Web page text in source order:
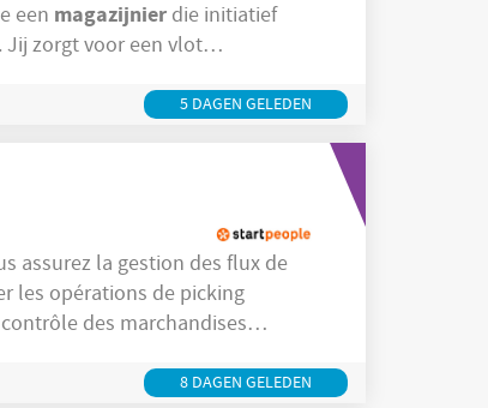
een magazijnierdie initiatief
Jij zorgt voor een vlot
magazijn 5 DAGEN GELEDEN
assurez la gestion des flux de
8 DAGEN GELEDEN